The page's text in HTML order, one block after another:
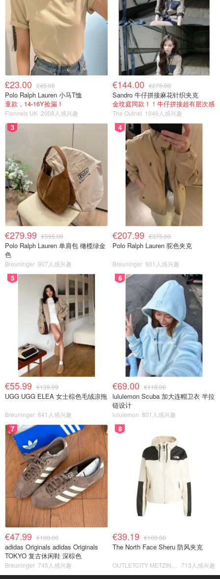
£23.00 £45.00
Polo Ralph Lauren 小马T恤
童款，14-16Y捡漏！
Flannels UK 2008人感兴趣
€144.00 €275.00
Sandro 牛仔拼接麻花针织夹克
金玟庭同款！！牛仔拼接超有层次感
The Outnet 1046人感兴趣
3
€279.99 €595.00
Polo Ralph Lauren 单肩包 橄榄绿金
色
Breuninger 907人感兴趣
4
€207.99 €375.00
Polo Ralph Lauren 驼色夹克
Breuninger 901人感兴趣
5
€55.99 €139.99
UGG UGG ELEA 女士棕色毛绒凉拖
Breuninger 841人感兴趣
6
€69.00 €118.00
lululemon Scuba 加大连帽卫衣 半拉
链设计
lululemon 801人感兴趣
7
€47.99 €100.00
adidas Originals adidas Originals
TOKYO 复古休闲鞋 深棕色
Breuninger 745人感兴趣
8
€39.19 €100.00
The North Face Sheru 防风夹克
713人感兴趣